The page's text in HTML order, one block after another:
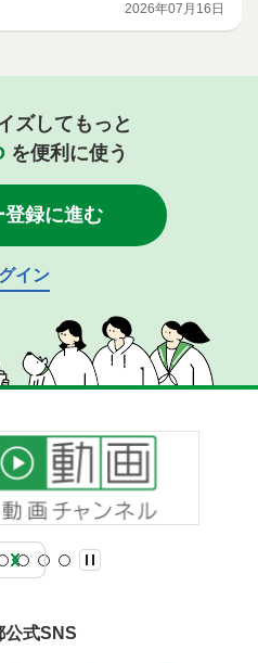
2026年07月16日
ズしてもっと
を便利に使う
登録に進む
イン
公式SNS